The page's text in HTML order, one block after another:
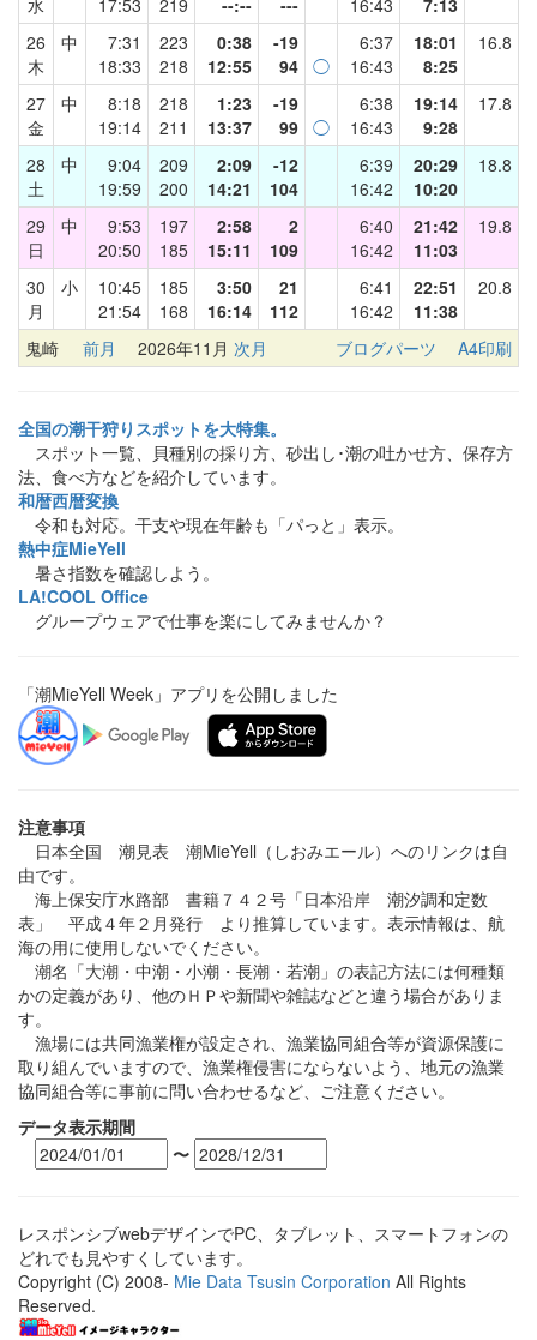
水
17:53
219
--:--
---
16:43
7:13
26
木
中
7:31
18:33
223
218
0:38
12:55
-19
94 ◯
6:37
16:43
18:01
8:25
16.8
27
金
中
8:18
19:14
218
211
1:23
13:37
-19
99 ◯
6:38
16:43
19:14
9:28
17.8
28
土
中
9:04
19:59
209
200
2:09
14:21
-12
104
6:39
16:42
20:29
10:20
18.8
29
日
中
9:53
20:50
197
185
2:58
15:11
2
109
6:40
16:42
21:42
11:03
19.8
30
月
小
10:45
21:54
185
168
3:50
16:14
21
112
6:41
16:42
22:51
11:38
20.8
鬼崎 前月 2026年11月 次月 ブログパーツ A4印刷
全国の潮干狩りスポットを大特集。
スポット一覧、貝種別の採り方、砂出し･潮の吐かせ方、保存方
法、食べ方などを紹介しています。
和暦西暦変換
令和も対応。干支や現在年齢も「パっと」表示。
熱中症MieYell
暑さ指数を確認しよう。
LA!COOL Office
グループウェアで仕事を楽にしてみませんか？
「潮MieYell Week」アプリを公開しました
注意事項
日本全国 潮見表 潮MieYell（しおみエール）へのリンクは自
由です。
海上保安庁水路部 書籍７４２号「日本沿岸 潮汐調和定数
表」 平成４年２月発行 より推算しています。表示情報は、航
海の用に使用しないでください。
潮名「大潮・中潮・小潮・長潮・若潮」の表記方法には何種類
かの定義があり、他のＨＰや新聞や雑誌などと違う場合がありま
す。
漁場には共同漁業権が設定され、漁業協同組合等が資源保護に
取り組んでいますので、漁業権侵害にならないよう、地元の漁業
協同組合等に事前に問い合わせるなど、ご注意ください。
データ表示期間
〜
レスポンシブwebデザインでPC、タブレット、スマートフォンの
どれでも見やすくしています。
Copyright (C) 2008- Mie Data Tsusin Corporation All Rights
Reserved.